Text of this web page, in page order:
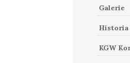
Galerie
Historia
KGW